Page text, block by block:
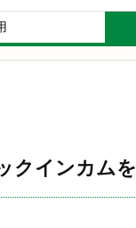
クインカムを